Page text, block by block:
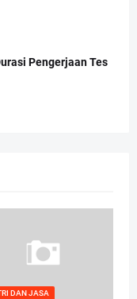
Pengerjaan Tes
DAN JASA